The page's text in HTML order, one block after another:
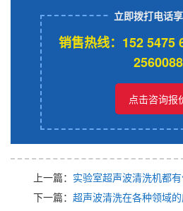
立即拨打电话
销售热线：152
2560088
点击咨询报
上一篇： 实验室超声波清洗机都
下一篇： 超声波清洗在各种领域